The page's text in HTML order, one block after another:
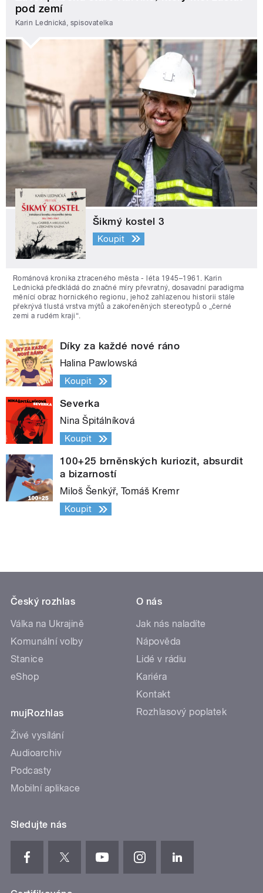
pod zemí
Karin Lednická, spisovatelka
Šikmý kostel 3
Koupit
Románová kronika ztraceného města - léta 1945–1961. Karin
Lednická předkládá do značné míry převratný, dosavadní paradigma
měnící obraz hornického regionu, jehož zahlazenou historii stále
překrývá tlustá vrstva mýtů a zakořeněných stereotypů o „černé
zemi a rudém kraji“.
Díky za každé nové ráno
Halina Pawlowská
Koupit
Severka
Nina Špitálníková
Koupit
100+25 brněnských kuriozit, absurdit
a bizarností
Miloš Šenkýř, Tomáš Kremr
Koupit
Český rozhlas
Válka na Ukrajině
Komunální volby
Stanice
eShop
mujRozhlas
Živé vysílání
Audioarchiv
Podcasty
Mobilní aplikace
O nás
Jak nás naladíte
Nápověda
Lidé v rádiu
Kariéra
Kontakt
Rozhlasový poplatek
Sledujte nás